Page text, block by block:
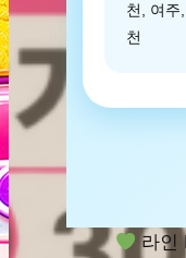
천, 여주
천
라인